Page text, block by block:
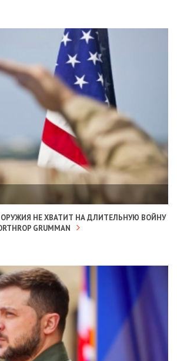
НЕ ХВАТИТ НА ДЛИТЕЛЬНУЮ ВОЙНУ
GRUMMAN